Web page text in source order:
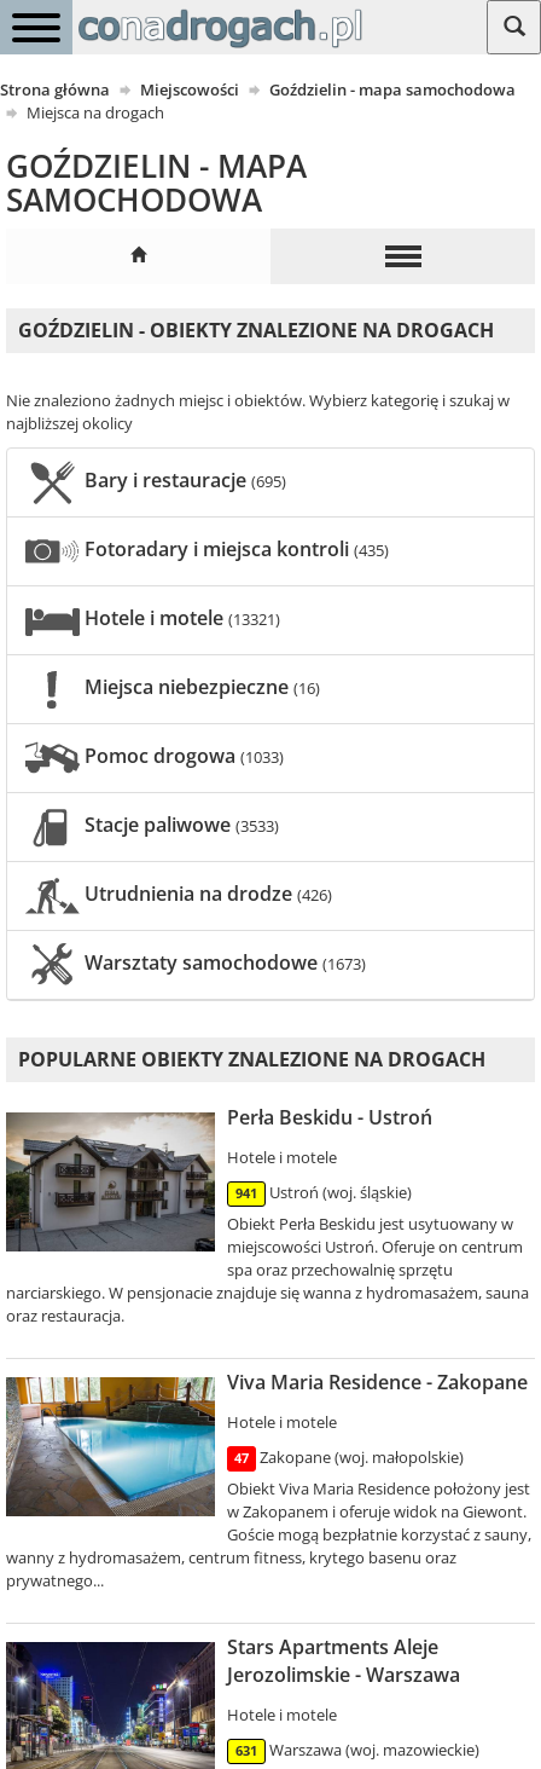
Strona główna Miejscowości
Goździelin - mapa samochodowa
Miejsca na drogach
GOŹDZIELIN - MAPA
SAMOCHODOWA
GOŹDZIELIN - OBIEKTY ZNALEZIONE NA DROGACH
Nie znaleziono żadnych miejsc i obiektów. Wybierz kategorię i szukaj w
najbliższej okolicy
Bary i restauracje (695)
Fotoradary i miejsca kontroli (435)
Hotele i motele (13321)
Miejsca niebezpieczne (16)
Pomoc drogowa (1033)
Stacje paliwowe (3533)
Utrudnienia na drodze (426)
Warsztaty samochodowe (1673)
POPULARNE OBIEKTY ZNALEZIONE NA DROGACH
Perła Beskidu - Ustroń
Hotele i motele
941
Ustroń (woj. śląskie)
Obiekt Perła Beskidu jest usytuowany w
miejscowości Ustroń. Oferuje on centrum
spa oraz przechowalnię sprzętu
narciarskiego. W pensjonacie znajduje się wanna z hydromasażem, sauna
oraz restauracja.
Viva Maria Residence - Zakopane
Hotele i motele
47
Zakopane (woj. małopolskie)
Obiekt Viva Maria Residence położony jest
w Zakopanem i oferuje widok na Giewont.
Goście mogą bezpłatnie korzystać z sauny,
wanny z hydromasażem, centrum fitness, krytego basenu oraz
prywatnego...
Stars Apartments Aleje
Jerozolimskie - Warszawa
Hotele i motele
631
Warszawa (woj. mazowieckie)